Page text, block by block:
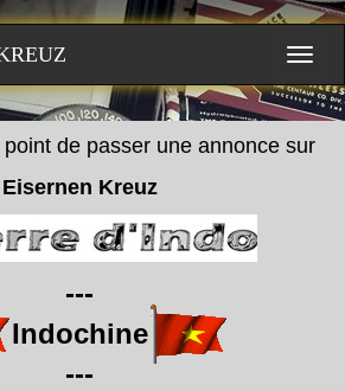
de passer une annonce sur
Eisernen Kreuz
---
Indochine
---